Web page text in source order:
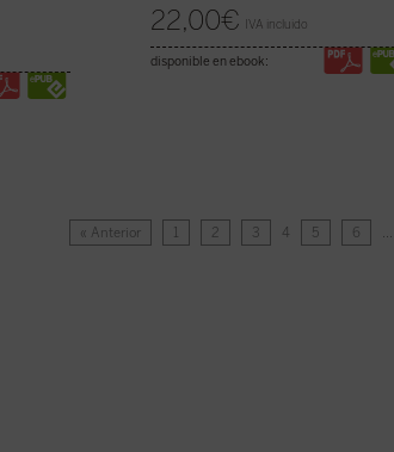
22,00€ IVA incluido
disponible en ebook:
« Anterior 1 2 3 4 5 6 …